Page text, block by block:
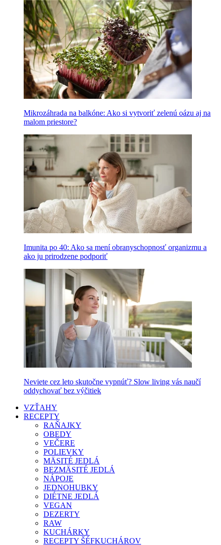
Mikrozáhrada na balkóne: Ako si vytvoriť zelenú oázu aj na
malom priestore?
Imunita po 40: Ako sa mení obranyschopnosť organizmu a
ako ju prirodzene podporiť
Neviete cez leto skutočne vypnúť? Slow living vás naučí
oddychovať bez výčitiek
VZŤAHY
RECEPTY
RAŇAJKY
OBEDY
VEČERE
POLIEVKY
MÄSITÉ JEDLÁ
BEZMÄSITÉ JEDLÁ
NÁPOJE
JEDNOHUBKY
DIÉTNE JEDLÁ
VEGAN
DEZERTY
RAW
KUCHÁRKY
RECEPTY ŠÉFKUCHÁROV